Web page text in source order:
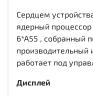
Сердцем
ядерный процессор
6*A55 , собранный
производительный
работает под
Дисплей